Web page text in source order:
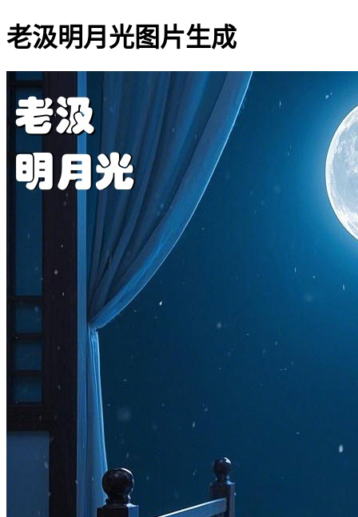
老汲明月光图片生成